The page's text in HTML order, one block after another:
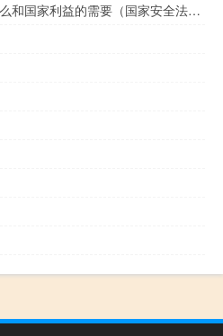
国家安全法规定国家根据什么和国家利益的需要（国家安全法规定国家根据）